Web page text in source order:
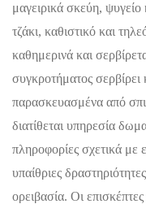
μαγειρικά σκεύη,
τζάκι, καθιστικό και
καθημερινά και
συγκροτήματος
παρασκευασμένα από
διατίθεται υπηρεσία
πληροφορίες σχετικά με
υπαίθριες
ορειβασία. Οι